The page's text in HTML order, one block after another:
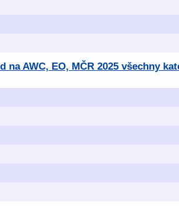
AWC, EO, MČR 2025 všechny